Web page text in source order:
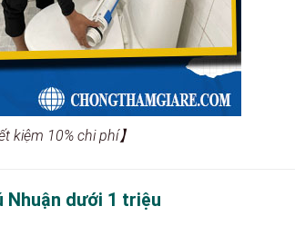
kiệm 10% chi phí】
Nhuận dưới 1 triệu